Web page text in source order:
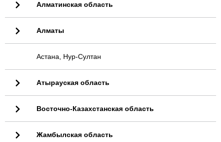
Алматинская область
Алматы
Астана, Нур-Султан
Атырауская область
Восточно-Казахстанская область
Жамбылская область